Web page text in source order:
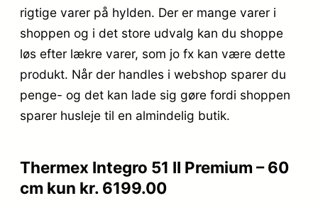
rigtige varer på hylden. Der er mange varer i
shoppen og i det store udvalg kan du shoppe
løs efter lækre varer, som jo fx kan være dette
produkt. Når der handles i webshop sparer du
penge- og det kan lade sig gøre fordi shoppen
sparer husleje til en almindelig butik.
Thermex Integro 51 II Premium – 60
cm kun kr. 6199.00